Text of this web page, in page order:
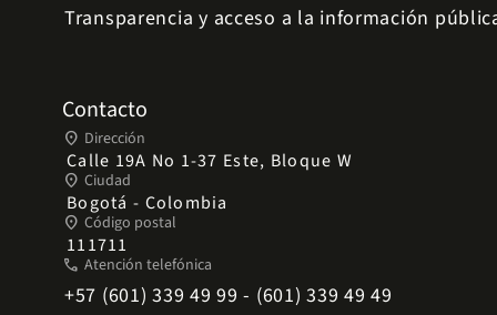
Transparencia y acceso a la información
Contacto
place Dirección
Calle 19A No 1-37 Este, Bloque W
place Ciudad
Bogotá - Colombia
place Código postal
111711
phone Atención telefónica
+57 (601) 339 49 99 - (601) 339 49 49